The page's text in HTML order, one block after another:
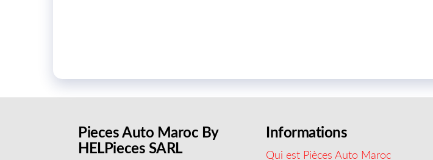
Pieces Auto Maroc By
HELPieces SARL
Informations
Qui est Pièces Auto Maroc